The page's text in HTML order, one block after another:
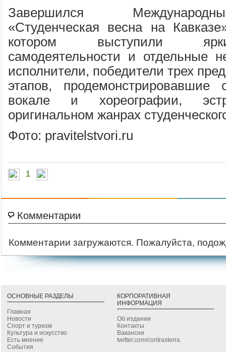
Завершился
«Студенческая весна на
котором выступили
самодеятельности и отдельные
исполнители, победители трех
этапов, продемонстрировавшие
вокале и хореографии,
оригинальном жанрах
Фото: pravitelstvori.ru
1
Комментарии
Комментарии загружаются. Пожалуйста,
ОСНОВНЫЕ РАЗДЕЛЫ
Главная
Новости
Спорт и туризм
Культура и искусство
Есть мнение
События
КОРПОРАТИВНАЯ
ИНФОРМАЦИЯ
Об издании
Контакты
Вакансии
twitter.com/contrasterra